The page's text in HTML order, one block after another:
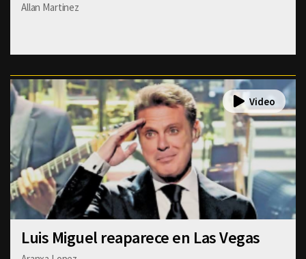
Allan Martinez
Luis Miguel reaparece en Las Vegas